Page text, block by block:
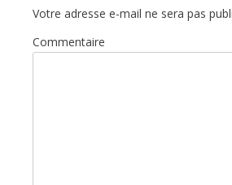
Votre adresse e-mail ne sera pas
Commentaire